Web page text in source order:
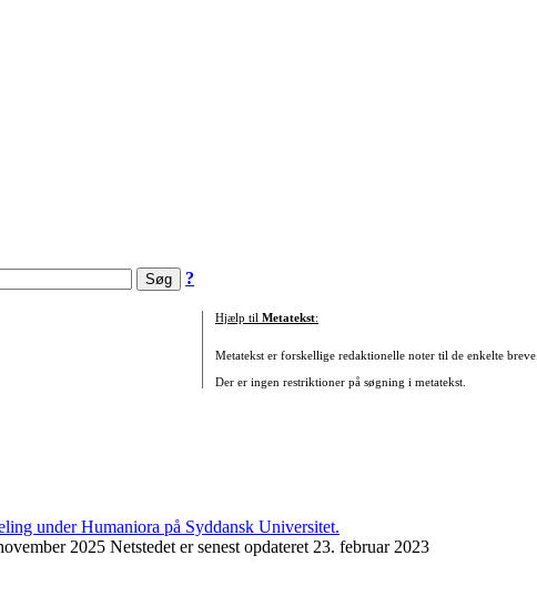
?
Hjælp til Metatekst:
Metatekst er forskellige redaktionelle noter til de enkelte breve.
Der er ingen restriktioner på søgning i metatekst.
2025 Netstedet er senest opdateret 23. februar 2023